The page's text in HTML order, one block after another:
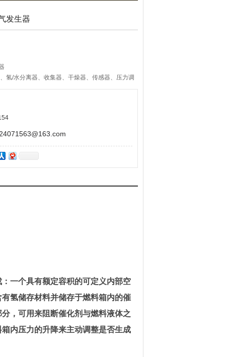
发生器
氢/水分离器、收集器、干燥器、传感器、压力调
一个具有额定容积的可定义内部空
氢储存材料并储存于燃料箱内的催
，可用来阻断催化剂与燃料液体之
内压力的升降来主动调整是否生成